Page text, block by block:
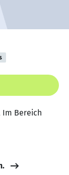
Im Bereich